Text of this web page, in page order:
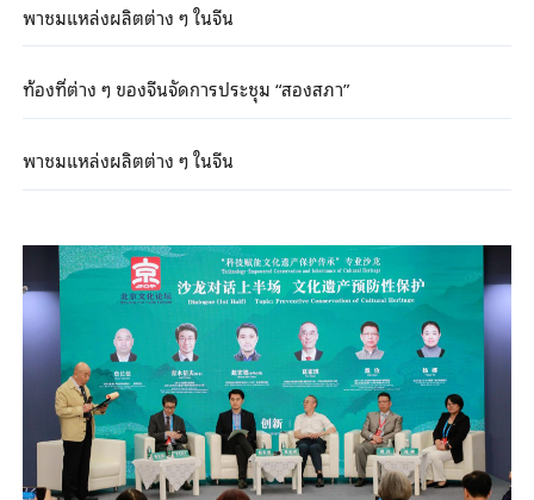
พาชมแหล่งผลิตต่าง ๆ ในจีน
ท้องที่ต่าง ๆ ของจีนจัดการประชุม “สองสภา”
พาชมแหล่งผลิตต่าง ๆ ในจีน